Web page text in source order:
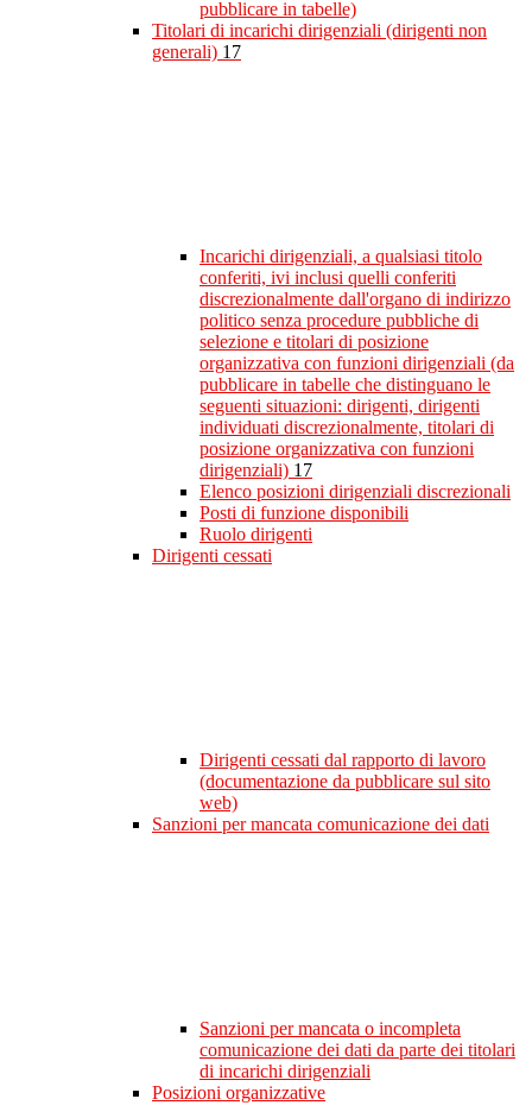
pubblicare in tabelle)
Titolari di incarichi dirigenziali (dirigenti non
generali) 17
Incarichi dirigenziali, a qualsiasi titolo
conferiti, ivi inclusi quelli conferiti
discrezionalmente dall'organo di indirizzo
politico senza procedure pubbliche di
selezione e titolari di posizione
organizzativa con funzioni dirigenziali (da
pubblicare in tabelle che distinguano le
seguenti situazioni: dirigenti, dirigenti
individuati discrezionalmente, titolari di
posizione organizzativa con funzioni
dirigenziali) 17
Elenco posizioni dirigenziali discrezionali
Posti di funzione disponibili
Ruolo dirigenti
Dirigenti cessati
Dirigenti cessati dal rapporto di lavoro
(documentazione da pubblicare sul sito
web)
Sanzioni per mancata comunicazione dei dati
Sanzioni per mancata o incompleta
comunicazione dei dati da parte dei titolari
di incarichi dirigenziali
Posizioni organizzative